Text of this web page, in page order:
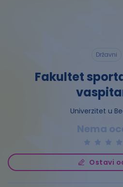
Državni
Fakultet
Univerzitet u
Nema
Ostavi